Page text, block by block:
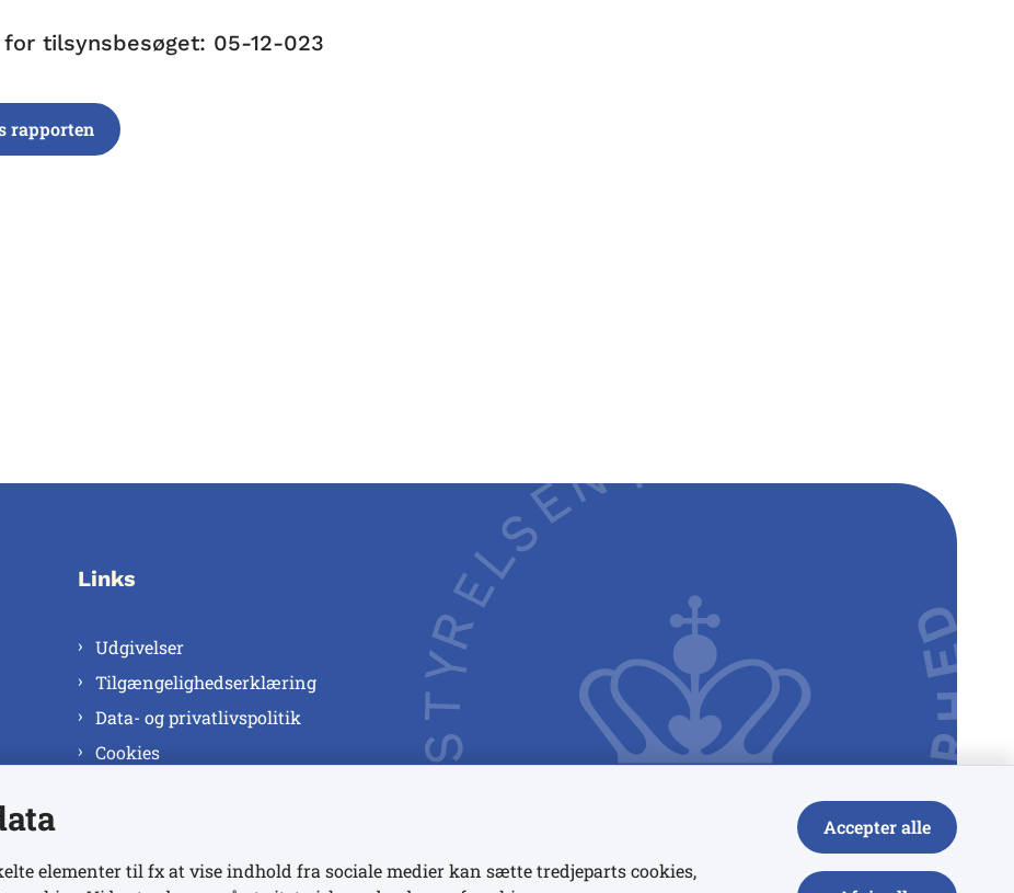
for tilsynsbesøget: 05-12-023
rapporten
Links
Udgivelser
Tilgængelighedserklæring
Data- og privatlivspolitik
Cookies
elementer til fx at vise indhold fra sociale medier kan sætte tredjeparts cookies,
Accepter alle